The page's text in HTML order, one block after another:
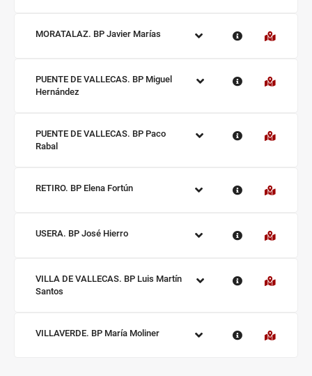
Sucursal:
MORATALAZ. BP Javier Marías
Sucursal:
PUENTE DE VALLECAS. BP Miguel
Hernández
Sucursal:
PUENTE DE VALLECAS. BP Paco
Rabal
Sucursal:
RETIRO. BP Elena Fortún
Sucursal:
USERA. BP José Hierro
Sucursal:
VILLA DE VALLECAS. BP Luis Martín
Santos
Sucursal:
VILLAVERDE. BP María Moliner